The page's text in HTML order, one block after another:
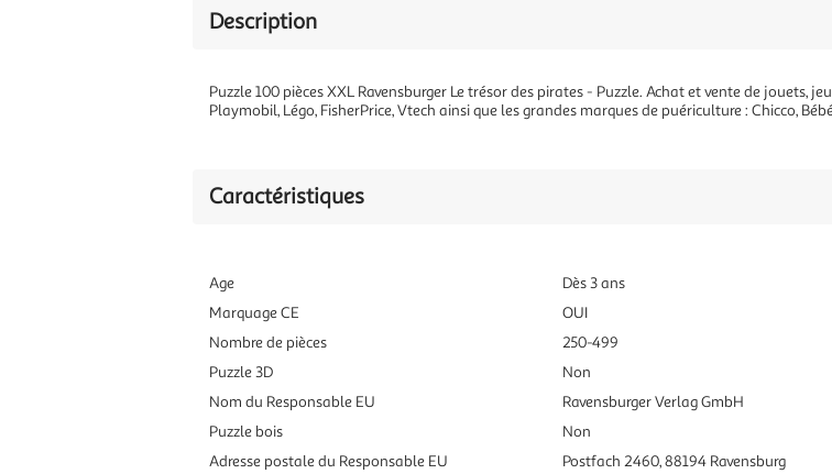
Description
Puzzle 100 pièces XXL Ravensburger Le trésor des pirates - Puzzle. Achat et vente de jouets,
Playmobil, Légo, FisherPrice, Vtech ainsi que les grandes marques de puériculture : Chicco,
Caractéristiques
Age
Dès 3 ans
Marquage CE
OUI
Nombre de pièces
250-499
Puzzle 3D
Non
Nom du Responsable EU
Ravensburger Verlag GmbH
Puzzle bois
Non
Adresse postale du Responsable EU
Postfach 2460, 88194 Ravensburg